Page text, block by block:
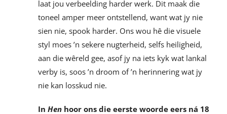
laat jou verbeelding harder werk. Dit maak die
toneel amper meer ontstellend, want wat jy nie
sien nie, spook harder. Ons wou hê die visuele
styl moes ’n sekere nugterheid, selfs heiligheid,
aan die wêreld gee, asof jy na iets kyk wat lankal
verby is, soos ’n droom of ’n herinnering wat jy
nie kan losskud nie.
In Henhoor ons die eerste woorde eers ná 18